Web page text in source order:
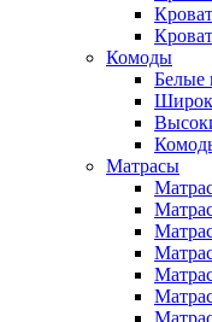
Комоды
Белые
Матрасы